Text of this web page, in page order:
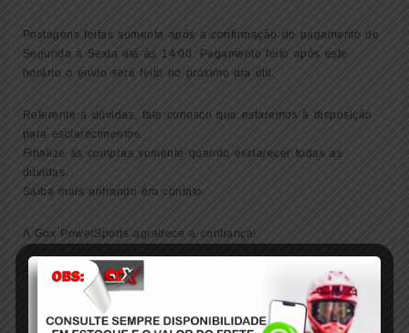
Postagens feitas somente após a confirmação do pagamento de
Segunda à Sexta até às 14:00. Pagamento feito após este
horário o envio será feito no próximo dia útil.
Referente a dúvidas, fale conosco que estaremos à disposição
para esclarecimentos.
Finalize as compras somente quando esclarecer todas as
dúvidas.
Saiba mais entrando em contato.
A Gox PowerSports agradece a confiança!
Peso